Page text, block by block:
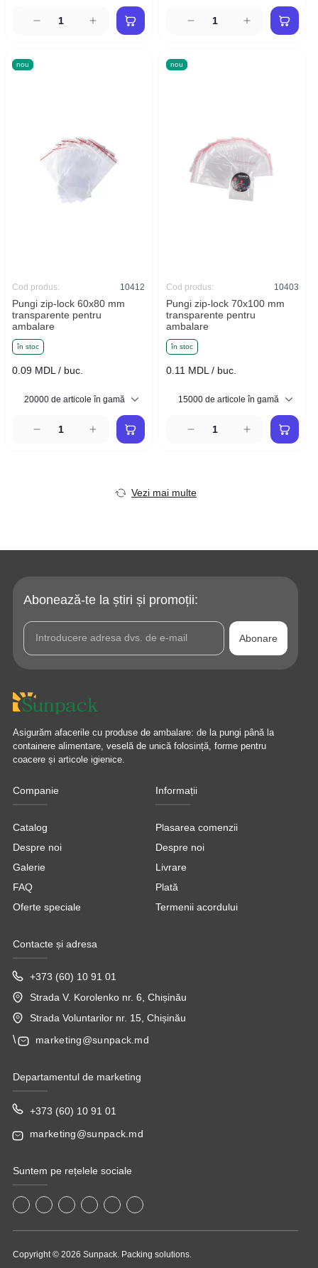
nou
în stoc
Pungi zip-lock 60x80 mm
transparente pentru
ambalare
Cod produs: 10412
0.09 MDL / buc.
nou
în stoc
Pungi zip-lock 70x100 mm
transparente pentru
ambalare
Cod produs: 10403
0.11 MDL / buc.
Vezi mai multe
Abonează-te la știri și promoții:
Abonare
Asigurăm afacerile cu produse de ambalare: de la pungi până la
containere alimentare, veselă de unică folosință, forme pentru
coacere și articole igienice.
Companie
Catalog
Despre noi
Galerie
FAQ
Oferte speciale
Informații
Plasarea comenzii
Despre noi
Livrare
Plată
Termenii acordului
Contacte și adresa
+373 (60) 10 91 01
Strada V. Korolenko nr. 6, Chișinău
Strada Voluntarilor nr. 15, Chișinău
\ marketing@sunpack.md
Departamentul de marketing
+373 (60) 10 91 01
marketing@sunpack.md
Suntem pe rețelele sociale
Copyright © 2026 Sunpack. Packing solutions.